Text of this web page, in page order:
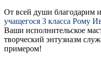
От всей души благодарим и
учащегося 3 класса Рому
Ваши исполнительское
творческий энтузиазм
примером!